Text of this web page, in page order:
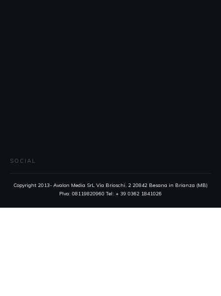
SOCIAL
Copyright 2013- Avalon Media SrL Via Brioschi, 2 20842 Besana in Brianza (MB)
PIva: 08119820960 Tel: + 39 0362 1841026